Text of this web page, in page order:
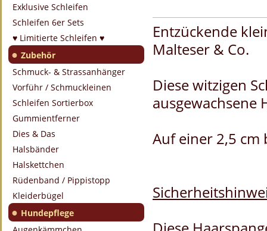
Exklusive Schleifen
Schleifen 6er Sets
♥ Limitierte Schleifen ♥
● Zubehör
Schmuck- & Strassanhänger
Vorführ / Schmuckleinen
Schleifen Sortierbox
Gummientferner
Dies & Das
Halsbänder
Halskettchen
Rüdenband / Pippistopp
Kleiderbügel
● Hundepflege
Entzückende
Malteser & Co.
Diese witzigen
ausgewachsene
Auf einer 2,5 cm